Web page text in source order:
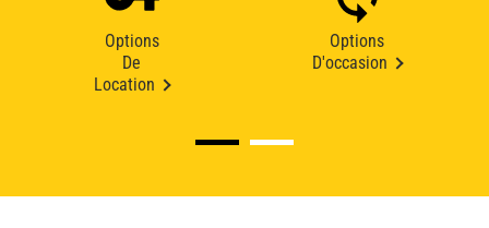
Options
De
Location
Options
D'occasion